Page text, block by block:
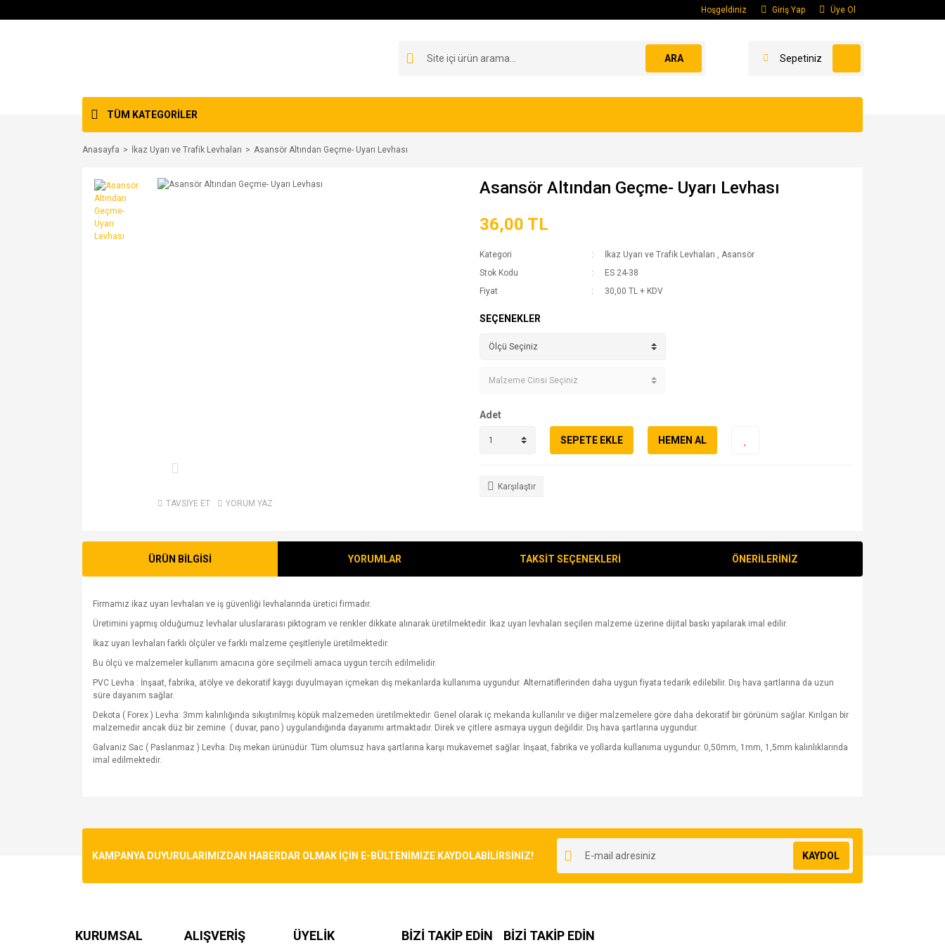
Hoşgeldiniz Giriş Yap Üye Ol
ARA Sepetiniz
TÜM KATEGORİLER
Anasayfa İkaz Uyarı ve Trafik Levhaları Asansör Altından Geçme- Uyarı Levhası
TAVSİYE ET YORUM YAZ
Asansör Altından Geçme- Uyarı Levhası
36,00 TL
Kategori İkaz Uyarı ve Trafik Levhaları , Asansör
Stok Kodu
ES 24-38
Fiyat
30,00 TL + KDV
SEÇENEKLER
Adet
SEPETE EKLE HEMEN AL
Karşılaştır
ÜRÜN BİLGİSİ YORUMLAR TAKSİT SEÇENEKLERİ ÖNERİLERİNİZ
Firmamız ikaz uyarı levhaları ve iş güvenliği levhalarında üretici firmadır.
Üretimini yapmış olduğumuz levhalar uluslararası piktogram ve renkler dikkate alınarak üretilmektedir. İkaz uyarı levhaları seçilen malzeme üzerine dijital baskı yapılarak imal edilir.
İkaz uyarı levhaları farklı ölçüler ve farklı malzeme çeşitleriyle üretilmektedir.
Bu ölçü ve malzemeler kullanım amacına göre seçilmeli amaca uygun tercih edilmelidir.
PVC Levha : İnşaat, fabrika, atölye ve dekoratif kaygı duyulmayan içmekan dış mekanlarda kullanıma uygundur. Alternatiflerinden daha uygun fiyata tedarik edilebilir. Dış hava şartlarına da uzun
süre dayanım sağlar.
Dekota ( Forex ) Levha: 3mm kalınlığında sıkıştırılmış köpük malzemeden üretilmektedir. Genel olarak iç mekanda kullanılır ve diğer malzemelere göre daha dekoratif bir görünüm sağlar. Kırılgan bir
malzemedir ancak düz bir zemine ( duvar, pano ) uygulandığında dayanımı artmaktadır. Direk ve çitlere asmaya uygun değildir. Dış hava şartlarına uygundur.
Galvaniz Sac ( Paslanmaz ) Levha: Dış mekan ürünüdür. Tüm olumsuz hava şartlarına karşı mukavemet sağlar. İnşaat, fabrika ve yollarda kullanıma uygundur. 0,50mm, 1mm, 1,5mm kalınlıklarında
imal edilmektedir.
Ürün resmi kalitesiz, bozuk veya görüntülenemiyor.
Bu ürüne benzer farklı alternatifler olmalı.
KAMPANYA DUYURULARIMIZDAN HABERDAR OLMAK İÇİN E-BÜLTENİMİZE KAYDOLABİLİRSİNİZ! KAYDOL
KURUMSAL ALIŞVERİŞ ÜYELİK BİZİ TAKİP EDİN BİZİ TAKİP EDİN